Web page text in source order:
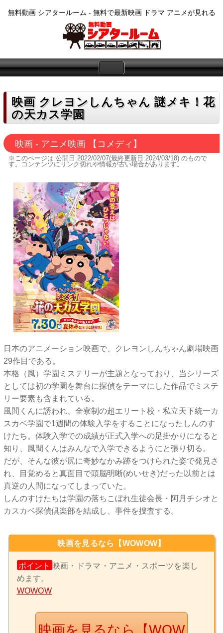
無料動画 シアタールーム - 無料で最新映画 ドラマ アニメが見れる
映画 クレヨンしんちゃん 謎メキ！花
の天カス学園
映画 - アニメ映画 【コメディ】
※このページは 公開日:2022/02/07(最終更新日:2024/03/18)のもので
す。コンテンツにリンク切れや情報が古い場合があります。
日本のアニメーション映画で、クレヨンしんちゃん劇場映画
29作目である。
本格（風）学園ミステリーが主題となっており、当シリーズ
としては初の学園を舞台に探偵をテーマにした作品でミステ
リー要素も含まれている。
風間くんに誘われ、全寮制の超エリート校・私立天下統一カ
スカベ学園で1週間の体験入学をすることになったしんのす
けたち。体験入学での成績が正式入学への足掛かりになると
知り、風間くんはみんなで入学できるようにと張り切る。
だが、そんな彼が尻に奇妙なかみ跡をつけられた姿で発見さ
れ、目覚めると真面目で頭脳明晰(めいせき)だった以前とは
真逆の人間になってしまっていた。
しんのすけたちは学園の落ちこぼれ生徒会長・阿月チシオと
カスカベ探偵倶楽部を結成し、事件を捜査する。
映画を見るなら【WOWOW】
ポイント 映画・ドラマ・アニメ・スポーツを楽し
めます。
WOWOW
映画を見るなら【WOW